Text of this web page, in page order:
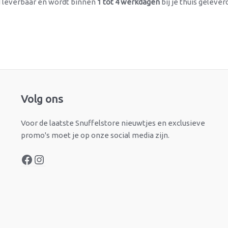
en wordt binnen 1 tot 4 werkdagen bij je thuis
Volg ons
Voor de laatste Snuffelstore nieuwtjes en exclusieve
promo's moet je op onze social media zijn.
Facebook
Instagram